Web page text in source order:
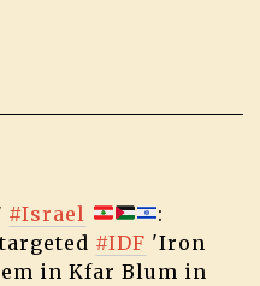
#Israel
:
#IDF 'Iron
in Kfar Blum in